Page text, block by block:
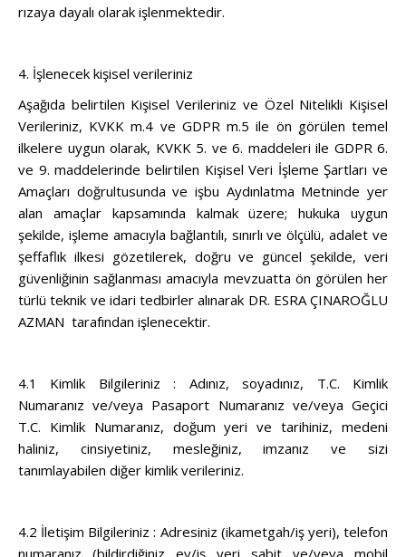
rızaya dayalı olarak işlenmektedir.
4. İşlenecek kişisel verileriniz
Aşağıda belirtilen Kişisel Verileriniz ve Özel Nitelikli Kişisel
Verileriniz, KVKK m.4 ve GDPR m.5 ile ön görülen temel
ilkelere uygun olarak, KVKK 5. ve 6. maddeleri ile GDPR 6.
ve 9. maddelerinde belirtilen Kişisel Veri İşleme Şartları ve
Amaçları doğrultusunda ve işbu Aydınlatma Metninde yer
alan amaçlar kapsamında kalmak üzere; hukuka uygun
şekilde, işleme amacıyla bağlantılı, sınırlı ve ölçülü, adalet ve
şeffaflık ilkesi gözetilerek, doğru ve güncel şekilde, veri
güvenliğinin sağlanması amacıyla mevzuatta ön görülen her
türlü teknik ve idari tedbirler alınarak DR. ESRA ÇINAROĞLU
AZMAN tarafından işlenecektir.
4.1 Kimlik Bilgileriniz : Adınız, soyadınız, T.C. Kimlik
Numaranız ve/veya Pasaport Numaranız ve/veya Geçici
T.C. Kimlik Numaranız, doğum yeri ve tarihiniz, medeni
haliniz, cinsiyetiniz, mesleğiniz, imzanız ve sizi
tanımlayabilen diğer kimlik verileriniz.
4.2 İletişim Bilgileriniz : Adresiniz (ikametgah/iş yeri), telefon
numaranız (bildirdiğiniz ev/iş yeri sabit ve/veya mobil